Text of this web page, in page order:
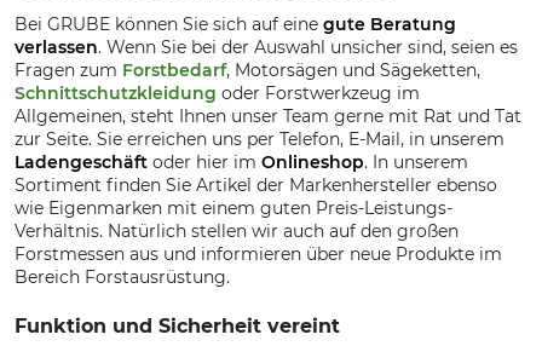
Bei GRUBE können Sie sich auf eine gute Beratung
verlassen. Wenn Sie bei der Auswahl unsicher sind, seien es
Fragen zum Forstbedarf, Motorsägen und Sägeketten,
Schnittschutzkleidung oder Forstwerkzeug im
Allgemeinen, steht Ihnen unser Team gerne mit Rat und Tat
zur Seite. Sie erreichen uns per Telefon, E-Mail, in unserem
Ladengeschäft oder hier im Onlineshop. In unserem
Sortiment finden Sie Artikel der Markenhersteller ebenso
wie Eigenmarken mit einem guten Preis-Leistungs-
Verhältnis. Natürlich stellen wir auch auf den großen
Forstmessen aus und informieren über neue Produkte im
Bereich Forstausrüstung.
Funktion und Sicherheit vereint